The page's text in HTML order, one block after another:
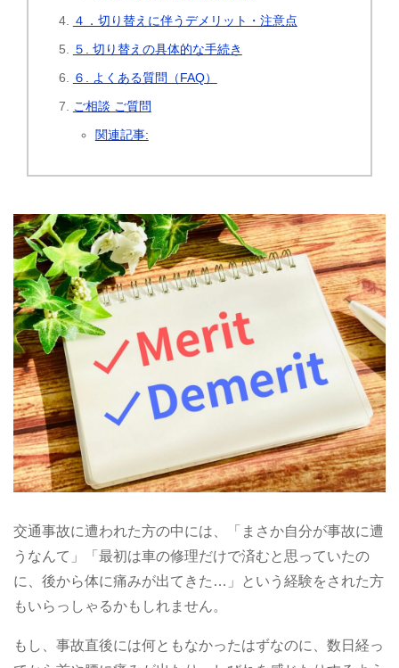
４．切り替えに伴うデメリット・注意点
５. 切り替えの具体的な手続き
６. よくある質問（FAQ）
ご相談 ご質問
関連記事:
交通事故に遭われた方の中には、「まさか自分が事故に遭
うなんて」「最初は車の修理だけで済むと思っていたの
に、後から体に痛みが出てきた…」という経験をされた方
もいらっしゃるかもしれません。
もし、事故直後には何ともなかったはずなのに、数日経っ